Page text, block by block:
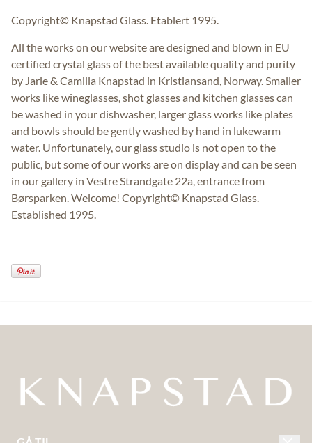
Copyright© Knapstad Glass. Etablert 1995.
All the works on our website are designed and blown in EU
certified crystal glass of the best available quality and purity
by Jarle & Camilla Knapstad in Kristiansand, Norway. Smaller
works like wineglasses, shot glasses and kitchen glasses can
be washed in your dishwasher, larger glass works like plates
and bowls should be gently washed by hand in lukewarm
water. Unfortunately, our glass studio is not open to the
public, but some of our works are on display and can be seen
in our gallery in Vestre Strandgate 22a, entrance from
Børsparken. Welcome! Copyright© Knapstad Glass.
Established 1995.